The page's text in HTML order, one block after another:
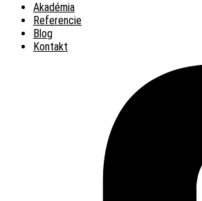
Akadémia
Referencie
Blog
Kontakt